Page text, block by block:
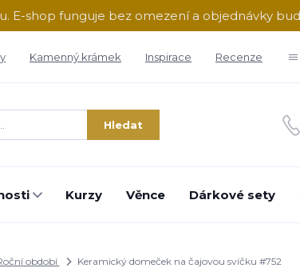
E-shop funguje bez omezení a objednávky
Kamenný krámek Inspirace Recenze
Hledat
Kurzy Věnce Dárkové sety
období Keramický domeček na čajovou svíčku #752